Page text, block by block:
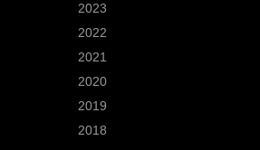
2023
2022
2021
2020
2019
2018